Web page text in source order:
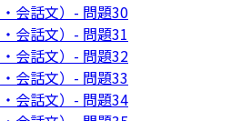
会話文）- 問題30
会話文）- 問題31
会話文）- 問題32
会話文）- 問題33
会話文）- 問題34